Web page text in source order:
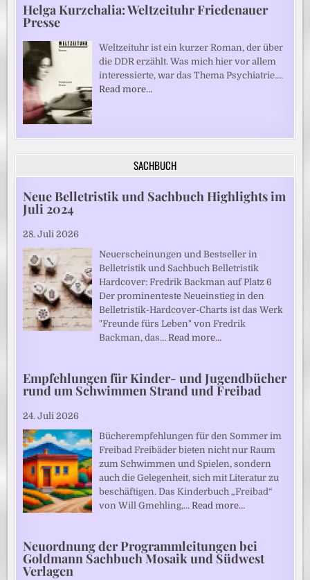
Helga Kurzchalia: Weltzeituhr Friedenauer
Presse
Weltzeituhr ist ein kurzer Roman, der über
die DDR erzählt. Was mich hier vor allem
interessierte, war das Thema Psychiatrie.…
Read more…
SACHBUCH
Neue Belletristik und Sachbuch Highlights im
Juli 2024
28. Juli 2026
Neuerscheinungen und Bestseller in
Belletristik und Sachbuch Belletristik
Hardcover: Fredrik Backman auf Platz 6
Der prominenteste Neueinstieg in den
Belletristik-Hardcover-Charts ist das Werk
"Freunde fürs Leben" von Fredrik
Backman, das…Read more…
Empfehlungen für Kinder- und Jugendbücher
rund um Schwimmen Strand und Freibad
24. Juli 2026
Bücherempfehlungen für den Sommer im
Freibad Freibäder bieten nicht nur Raum
zum Schwimmen und Spielen, sondern
auch die Gelegenheit, sich mit Literatur zu
beschäftigen. Das Kinderbuch „Freibad“
von Will Gmehling,…Read more…
Neuordnung der Programmleitungen bei
Goldmann Sachbuch Mosaik und Südwest
Verlagen